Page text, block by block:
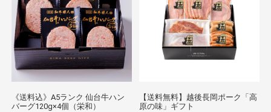
《送料込》A5ランク 仙台牛ハン
バーグ120g×4個（栄和）
【送料無料】越後長岡ポーク「高
原の味」ギフト